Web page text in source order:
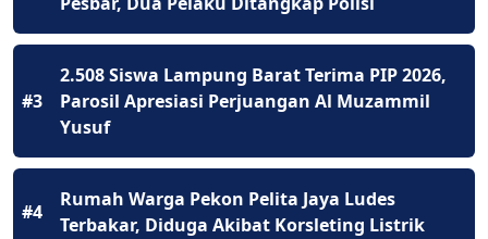
#3
2.508 Siswa Lampung Barat Terima PIP 2026,
Parosil Apresiasi Perjuangan Al Muzammil
Yusuf
#4
Rumah Warga Pekon Pelita Jaya Ludes
Terbakar, Diduga Akibat Korsleting Listrik